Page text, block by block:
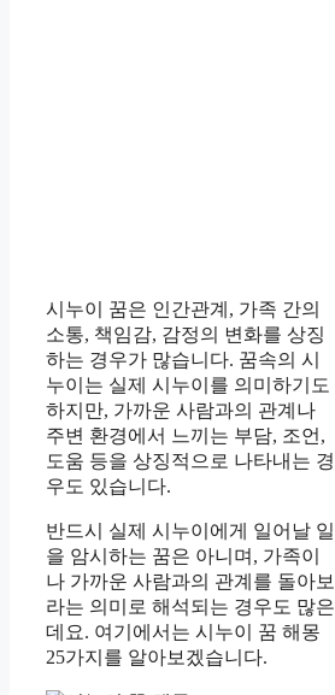
시누이 꿈은 인간관계, 가족 간의
소통, 책임감, 감정의 변화를 상징
하는 경우가 많습니다. 꿈속의 시
누이는 실제 시누이를 의미하기도
하지만, 가까운 사람과의 관계나
주변 환경에서 느끼는 부담, 조언,
도움 등을 상징적으로 나타내는 경
우도 있습니다.
반드시 실제 시누이에게 일어날 일
을 암시하는 꿈은 아니며, 가족이
나 가까운 사람과의 관계를 돌아보
라는 의미로 해석되는 경우도 많은
데요. 여기에서는 시누이 꿈 해몽
25가지를 알아보겠습니다.